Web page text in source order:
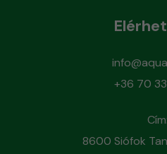
+36 70
Cím:
8600 Siófok